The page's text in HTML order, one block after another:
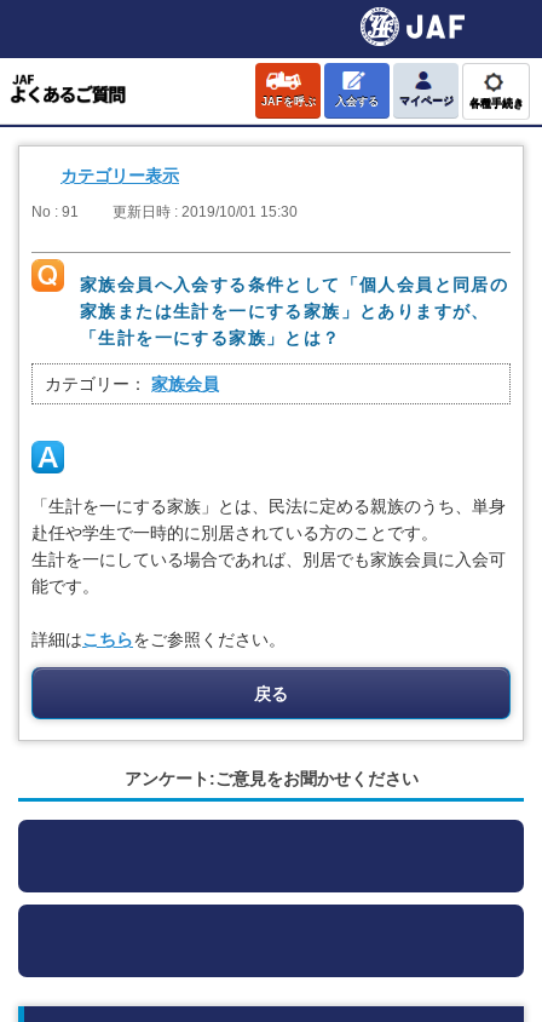
JAFを呼ぶ 入会する マイページ 各種手続き
カテゴリー表示
No : 91 更新日時 : 2019/10/01 15:30
家族会員へ入会する条件として「個人会員と同居の
家族または生計を一にする家族」とありますが、
「生計を一にする家族」とは？
カテゴリー： 家族会員
「生計を一にする家族」とは、民法に定める親族のうち、単身
赴任や学生で一時的に別居されている方のことです。
生計を一にしている場合であれば、別居でも家族会員に入会可
能です。
詳細はこちらをご参照ください。
戻る
アンケート:ご意見をお聞かせください